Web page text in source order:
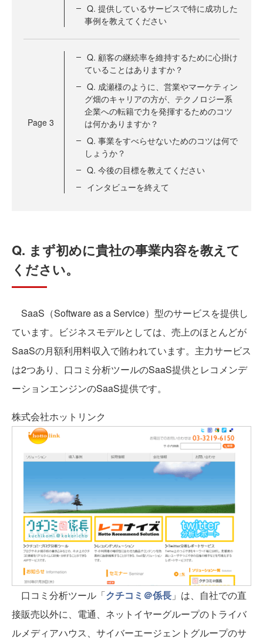
Q. 提供しているサービスで特に成功した
事例を教えてください
Page 3
Q. 顧客の継続率を維持するために心掛け
ていることはありますか？
Q. 成瀬様のように、営業やマーケティン
グ畑のキャリアの方が、テクノロジー系
企業への転籍で力を発揮するためのコツ
は何かありますか？
Q. 事業をすべらせないためのコツは何で
しょうか？
Q. 今後の目標を教えてください
インタビューを終えて
Q. まず初めに貴社の事業内容を教えて
ください。
SaaS（Software as a Service）型のサービスを提供し
ています。ビジネスモデルとしては、売上のほとんどが
SaaSの月額利用料収入で賄われています。主力サービス
は2つあり、口コミ分析ツールのSaaS提供とレコメンデ
ーションエンジンのSaaS提供です。
株式会社ホットリンク
口コミ分析ツール「クチコミ＠係長 」は、自社での直
接販売以外に、電通、ネットイヤーグループのトライバ
ルメディアハウス、サイバーエージェントグループのサ